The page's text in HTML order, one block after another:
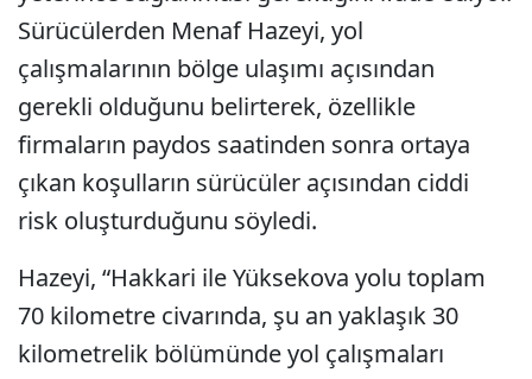
Sürücülerden Menaf Hazeyi, yol
çalışmalarının bölge ulaşımı açısından
gerekli olduğunu belirterek, özellikle
firmaların paydos saatinden sonra ortaya
çıkan koşulların sürücüler açısından ciddi
risk oluşturduğunu söyledi.
Hazeyi, “Hakkari ile Yüksekova yolu toplam
70 kilometre civarında, şu an yaklaşık 30
kilometrelik bölümünde yol çalışmaları